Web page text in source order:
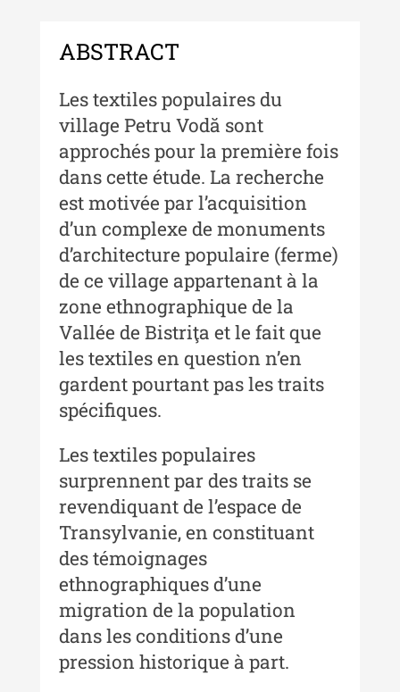
Buletinul ”Ioan Neculce” al Muzeului
Buletinul ”Ioan Neculce” al
Muzeului de Istorie a Moldovei -
XXIV / 2018
Buletinul ”Ioan Neculce” al
Muzeului de Istorie a Moldovei -
XXIII / 2017
Buletinul ”Ioan Neculce” al
Muzeului de Istorie a Moldovei -
XXII / 2016
Indexul Complet
Anuarul Muzeului Etnografic al
Moldovei
Anuarul Muzeului Etnografic al
Moldovei - XXII / 2022
Anuarul Muzeului Etnografic al
Moldovei - XXI / 2021
Anuarul Muzeului Etnografic al
Moldovei - XX / 2020
Indexul Complet
Buletinul Muzeului Științei și
ABSTRACT
Les textiles populaires du
village Petru Vodă sont
approchés pour la première fois
dans cette étude. La recherche
est motivée par l’acquisition
d’un complexe de monuments
d’architecture populaire (ferme)
de ce village appartenant à la
zone ethnographique de la
Vallée de Bistriţa et le fait que
les textiles en question n’en
gardent pourtant pas les traits
spécifiques.
Les textiles populaires
surprennent par des traits se
revendiquant de l’espace de
Transylvanie, en constituant
des témoignages
ethnographiques d’une
migration de la population
dans les conditions d’une
pression historique à part.